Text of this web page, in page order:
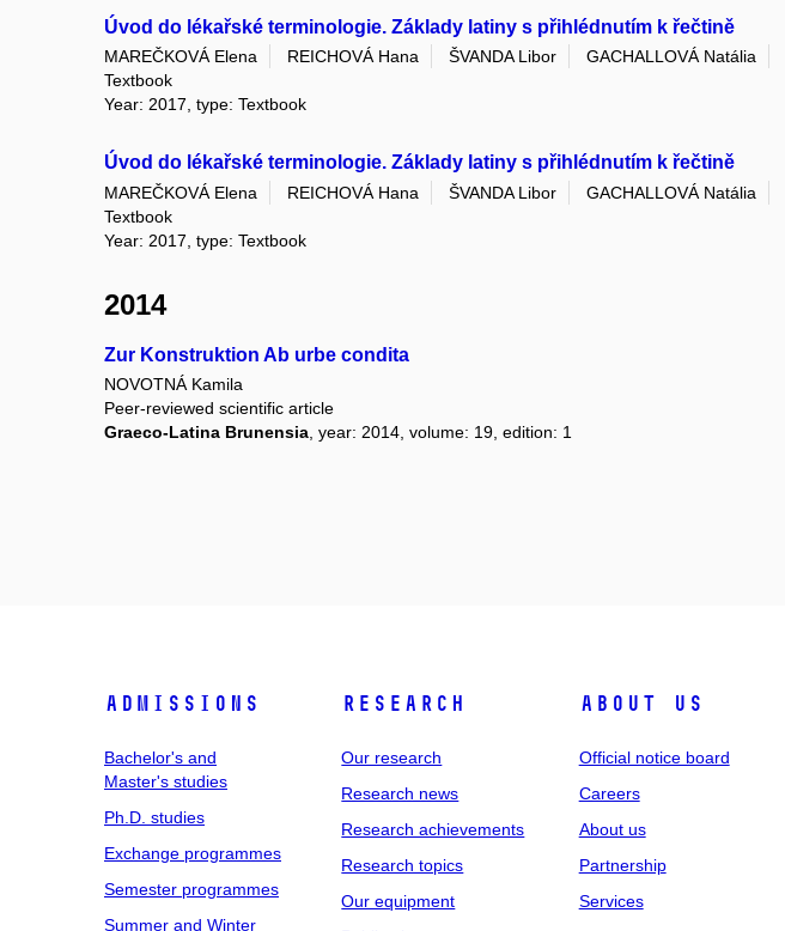
Úvod do lékařské terminologie. Základy latiny s přihlédnutím k řečtině
MAREČKOVÁ Elena REICHOVÁ Hana ŠVANDA Libor GACHALLOVÁ Natália
Textbook
Year: 2017, type: Textbook
Úvod do lékařské terminologie. Základy latiny s přihlédnutím k řečtině
MAREČKOVÁ Elena REICHOVÁ Hana ŠVANDA Libor GACHALLOVÁ Natália
Textbook
Year: 2017, type: Textbook
2014
Zur Konstruktion Ab urbe condita
NOVOTNÁ Kamila
Peer-reviewed scientific article
Graeco-Latina Brunensia , year: 2014, volume: 19, edition: 1
Admissions
Bachelor's and
Master's studies
Ph.D. studies
Exchange programmes
Semester programmes
Summer and Winter
Research
Our research
Research news
Research achievements
Research topics
Our equipment
About us
Official notice board
Careers
About us
Partnership
Services